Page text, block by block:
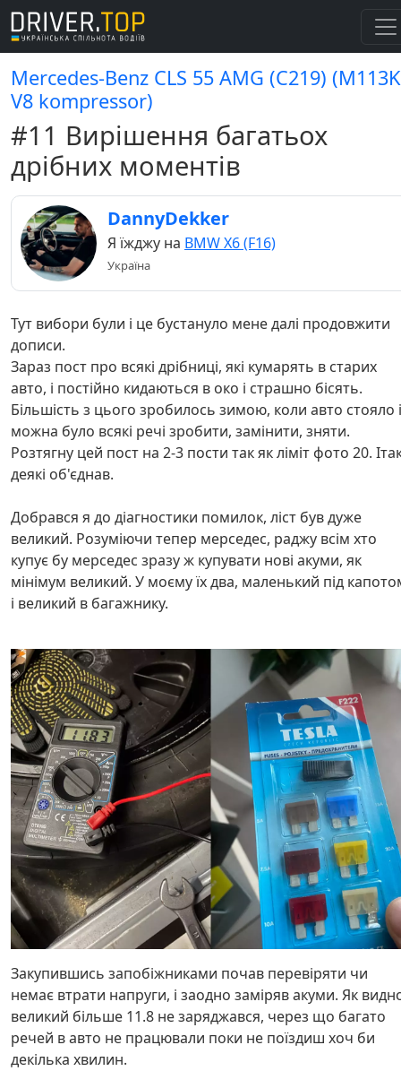
Mercedes-Benz CLS 55 AMG (C219) (M113K
V8 kompressor)
#11 Вирішення багатьох
дрібних моментів
DannyDekker
Я їжджу на BMW X6 (F16)
Україна
Тут вибори були і це бустануло мене далі продовжити
дописи.
Зараз пост про всякі дрібниці, які кумарять в старих
авто, і постійно кидаються в око і страшно бісять.
Більшість з цього зробилось зимою, коли авто стояло і
можна було всякі речі зробити, замінити, зняти.
Розтягну цей пост на 2-3 пости так як ліміт фото 20.
деякі об'єднав.
Добрався я до діагностики помилок, ліст був дуже
великий. Розуміючи тепер мерседес, раджу всім хто
купує бу мерседес зразу ж купувати нові акуми, як
мінімум великий. У моєму їх два, маленький під
і великий в багажнику.
Закупившись запобіжниками почав перевіряти чи
немає втрати напруги, і заодно заміряв акуми. Як
великий більше 11.8 не заряджався, через що багато
речей в авто не працювали поки не поїздиш хоч би
декілька хвилин.